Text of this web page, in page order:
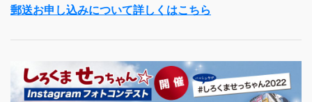
郵送お申し込みについて詳しくはこちら